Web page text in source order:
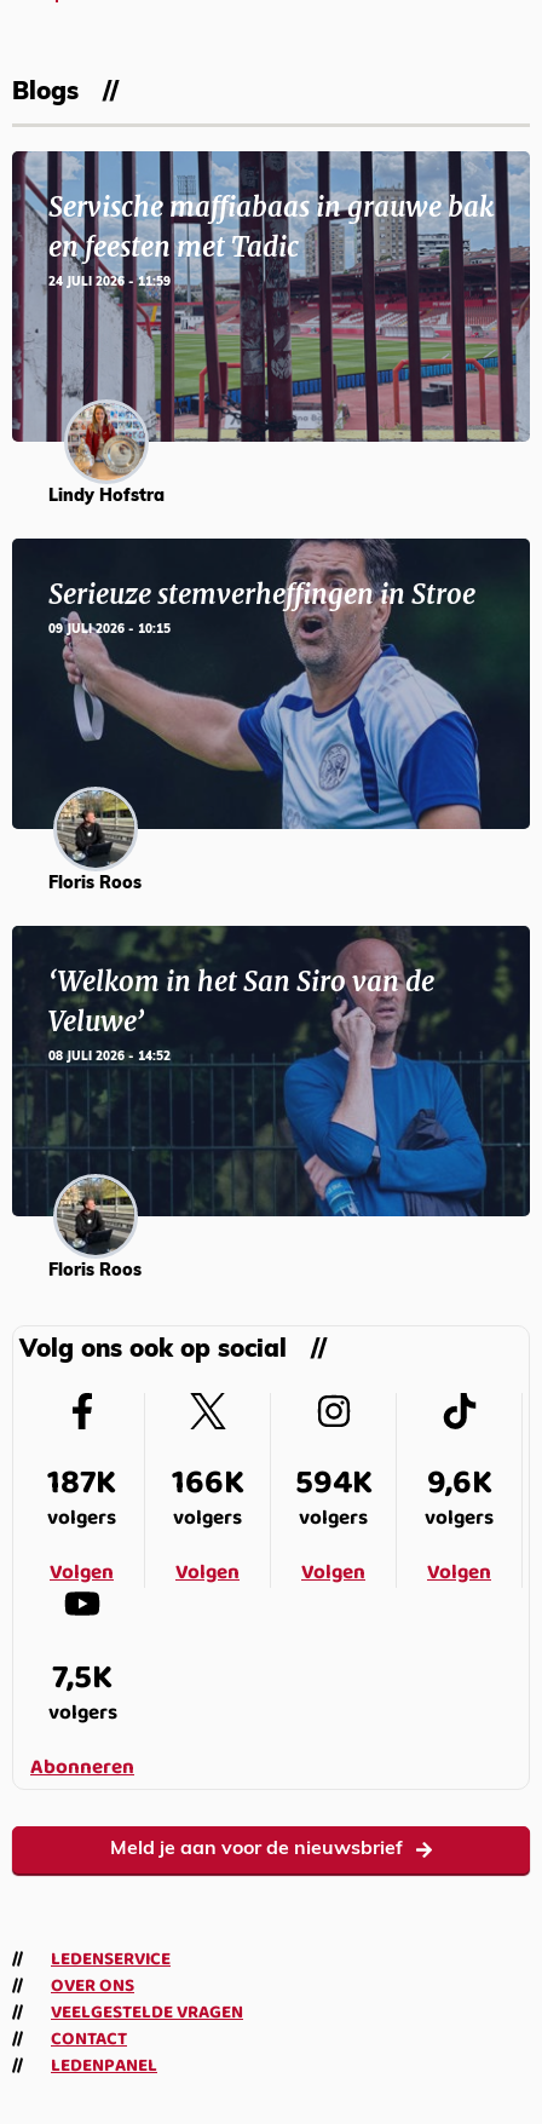
Blogs
Servische maffiabaas in grauwe bak
en feesten met Tadic
24 JULI 2026 - 11:59
Lindy Hofstra
Serieuze stemverheffingen in Stroe
09 JULI 2026 - 10:15
Floris Roos
‘Welkom in het San Siro van de
Veluwe’
08 JULI 2026 - 14:52
Floris Roos
Volg ons ook op social
187K
volgers
Volgen
166K
volgers
Volgen
594K
volgers
Volgen
9,6K
volgers
Volgen
7,5K
volgers
Abonneren
Meld je aan voor de nieuwsbrief
LEDENSERVICE
OVER ONS
VEELGESTELDE VRAGEN
CONTACT
LEDENPANEL